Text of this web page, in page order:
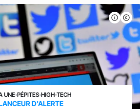
UNE›PÉPITES›HIGH-TECH
D'ALERTE